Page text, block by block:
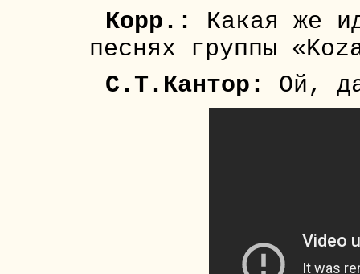
Корр.:
Какая же
песнях группы
С.Т.Кантор:
Ой,